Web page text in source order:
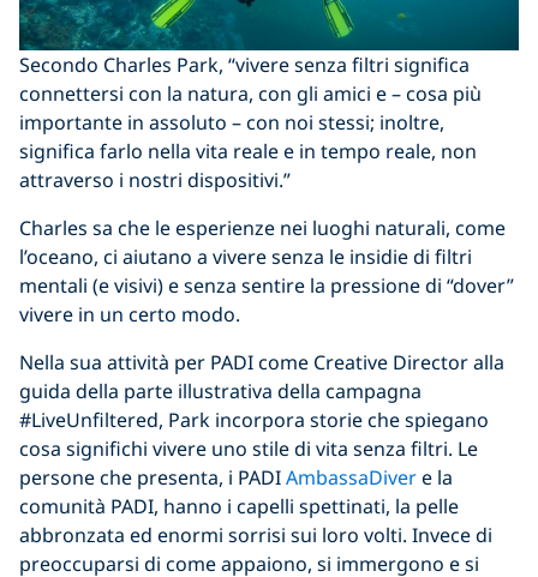
Secondo Charles Park, “vivere senza filtri significa
connettersi con la natura, con gli amici e – cosa più
importante in assoluto – con noi stessi; inoltre,
significa farlo nella vita reale e in tempo reale, non
attraverso i nostri dispositivi.”
Charles sa che le esperienze nei luoghi naturali, come
l’oceano, ci aiutano a vivere senza le insidie di filtri
mentali (e visivi) e senza sentire la pressione di “dover”
vivere in un certo modo.
Nella sua attività per PADI come Creative Director alla
guida della parte illustrativa della campagna
#LiveUnfiltered, Park incorpora storie che spiegano
cosa significhi vivere uno stile di vita senza filtri. Le
persone che presenta, i PADIAmbassaDivere la
comunità PADI, hanno i capelli spettinati, la pelle
abbronzata ed enormi sorrisi sui loro volti. Invece di
preoccuparsi di come appaiono, si immergono e si